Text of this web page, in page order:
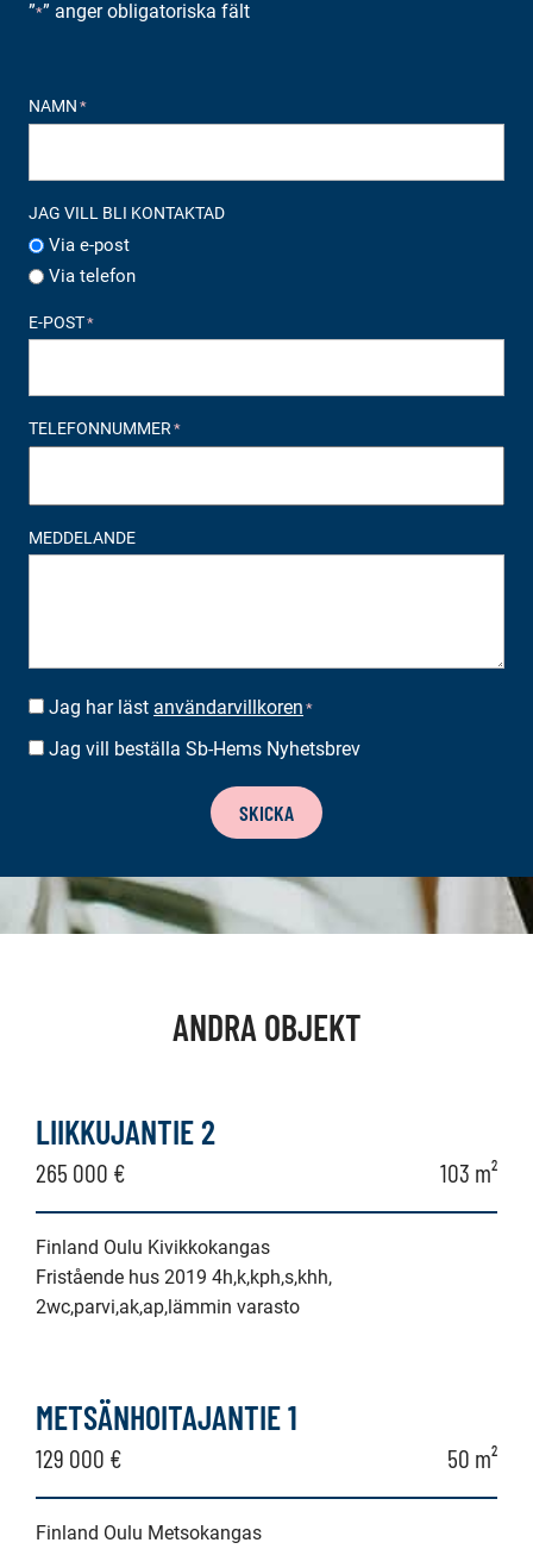
”*” anger obligatoriska fält
NAMN *
JAG VILL BLI KONTAKTAD
Via e-post
Via telefon
E-POST*
TELEFONNUMMER*
MEDDELANDE
SUOSTUMUS *
Jag har läst användarvillkoren *
BESTÄLLA
Jag vill beställa Sb-Hems Nyhetsbrev
SKICKA
ANDRA OBJEKT
LIIKKUJANTIE 2
265 000 € 103 m²
Finland Oulu Kivikkokangas
Fristående hus 2019 4h,k,kph,s,khh,
2wc,parvi,ak,ap,lämmin varasto
METSÄNHOITAJANTIE 1
129 000 € 50 m²
Finland Oulu Metsokangas